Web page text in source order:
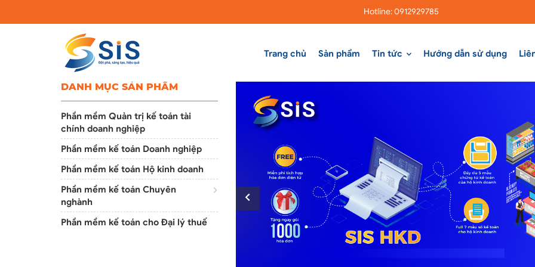
Hotline: 0912929785
Trang chủ Sản phẩm Tin tức Hướng dẫn sử dụng
DANH MỤC SẢN PHẨM
Phần mềm Quản trị kế toán tài
chính doanh nghiệp
Phần mềm kế toán Doanh nghiệp
Phần mềm kế toán Hộ kinh doanh
Phần mềm kế toán Chuyên
nghành
Phần mềm kế toán cho Đại lý thuế